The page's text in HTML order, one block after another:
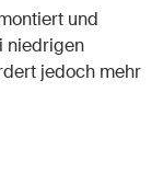
und
niedrigen
jedoch mehr